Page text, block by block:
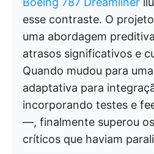
esse contraste. O
uma abordagem
atrasos significativos e
Quando mudou para
adaptativa para
incorporando testes e
—, finalmente superou
críticos que haviam